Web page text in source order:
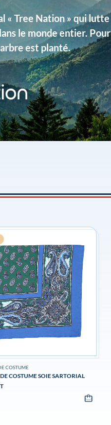
« Tree Nation » qui lutte
le monde entier. Pour
est planté.
COSTUME
COSTUME SOIE SARTORIAL